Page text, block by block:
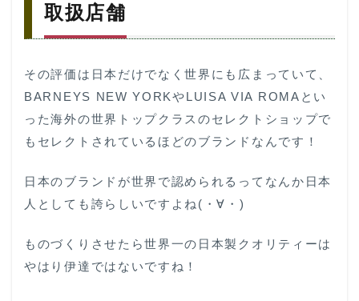
取扱店舗
その評価は日本だけでなく世界にも広まっていて、
BARNEYS NEW YORKやLUISA VIA ROMAとい
った海外の世界トップクラスのセレクトショップで
もセレクトされているほどのブランドなんです！
日本のブランドが世界で認められるってなんか日本
人としても誇らしいですよね(・∀・)
ものづくりさせたら世界一の日本製クオリティーは
やはり伊達ではないですね！